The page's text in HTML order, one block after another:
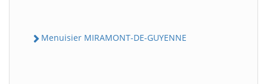
Menuisier MIRAMONT-DE-GUYENNE